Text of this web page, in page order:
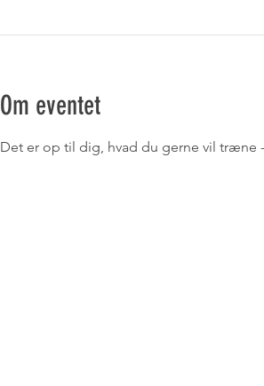
Om eventet
Det er op til dig, hvad du gerne vil